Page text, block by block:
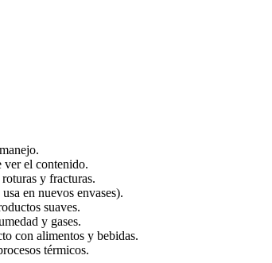
ver el contenido.
y fracturas.
en nuevos envases).
suaves.
y gases.
con alimentos y bebidas.
térmicos.